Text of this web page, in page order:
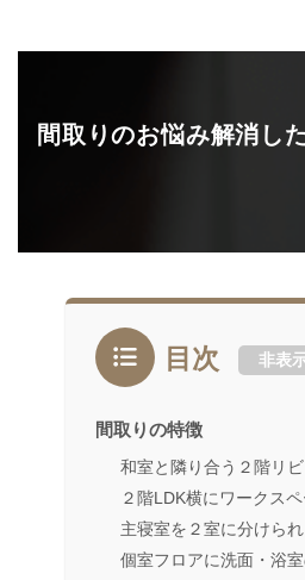
間取りのお悩み解消し
目次 非表
間取りの特徴
和室と隣り合う２階リ
２階LDK横にワークス
主寝室を２室に分けら
個室フロアに洗面・浴